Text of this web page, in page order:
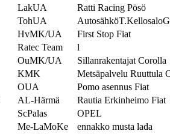
LakUA
Ratti Racing Pösö
TohUA
HvMK/UA
First Stop Fiat
Ratec Team
l
OuMK/UA
Sillanrakentajat Corolla
KMK
Metsäpalvelu Ruuttula
OUA
Pomo asennus Fiat
AL-Härmä
Rautia Erkinheimo Fiat
ScPalas
OPEL
Me-LaMoKe
ennakko musta lada